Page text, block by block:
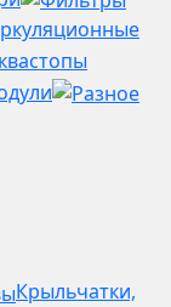
Крыльчатки,